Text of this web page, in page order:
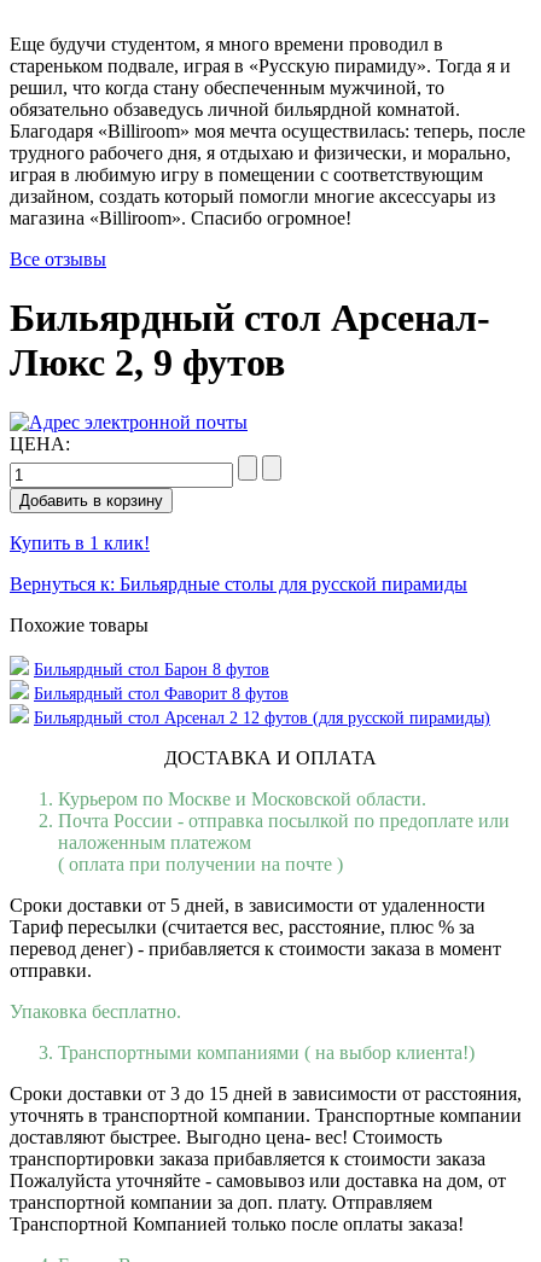
Еще будучи студентом, я много времени проводил в
стареньком подвале, играя в «Русскую пирамиду». Тогда я и
решил, что когда стану обеспеченным мужчиной, то
обязательно обзаведусь личной бильярдной комнатой.
Благодаря «Billiroom» моя мечта осуществилась: теперь, после
трудного рабочего дня, я отдыхаю и физически, и морально,
играя в любимую игру в помещении с соответствующим
дизайном, создать который помогли многие аксессуары из
магазина «Billiroom». Спасибо огромное!
Все отзывы
Бильярдный стол Арсенал-
Люкс 2, 9 футов
ЦЕНА:
Купить в 1 клик!
Вернуться к: Бильярдные столы для русской пирамиды
Похожие товары
Бильярдный стол Барон 8 футов
Бильярдный стол Фаворит 8 футов
Бильярдный стол Арсенал 2 12 футов (для русской пирамиды)
ДОСТАВКА И ОПЛАТА
Курьером по Москве и Московской области.
Почта России - отправка посылкой по предоплате или
наложенным платежом
( оплата при получении на почте )
Сроки доставки от 5 дней, в зависимости от удаленности
Тариф пересылки (считается вес, расстояние, плюс % за
перевод денег) - прибавляется к стоимости заказа в момент
отправки.
Упаковка бесплатно.
Транспортными компаниями ( на выбор клиента!)
Сроки доставки от 3 до 15 дней в зависимости от расстояния,
уточнять в транспортной компании. Транспортные компании
доставляют быстрее. Выгодно цена- вес! Стоимость
транспортировки заказа прибавляется к стоимости заказа
Пожалуйста уточняйте - самовывоз или доставка на дом, от
транспортной компании за доп. плату. Отправляем
Транспортной Компанией только после оплаты заказа!